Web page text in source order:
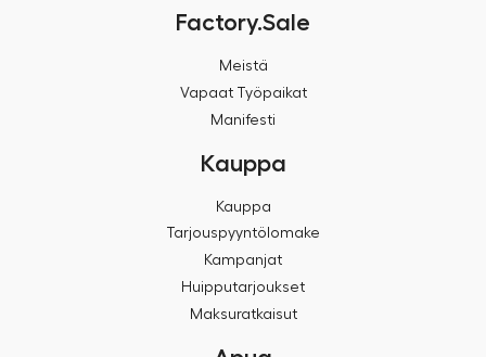
Factory.Sale
Meistä
Vapaat Työpaikat
Manifesti
Kauppa
Kauppa
Tarjouspyyntölomake
Kampanjat
Huipputarjoukset
Maksuratkaisut